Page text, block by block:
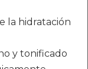
la hidratación
y tonificado